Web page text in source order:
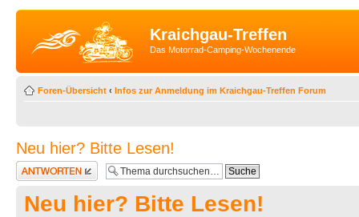
Kraichgau-Treffen
Das Motorrad-Camping-Wochenende
Foren-Übersicht ‹ Infos zur Anmeldung im Kraichgau-Treffen Forum
Neu hier? Bitte Lesen!
Antwort erstellen
Neu hier? Bitte Lesen!